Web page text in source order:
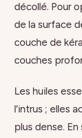
décollé. Pour
de la surface
couche de
couches
Les huiles
l’intrus ; elles
plus dense.